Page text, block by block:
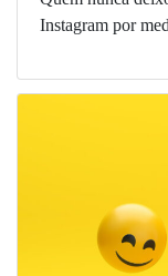
Instagram por